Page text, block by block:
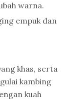
warna.
empuk dan
khas, serta
kambing
kuah